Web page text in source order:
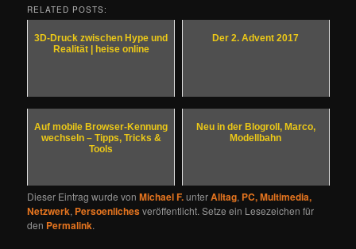
RELATED POSTS:
3D-Druck zwischen Hype und
Realität | heise online
Der 2. Advent 2017
Auf mobile Browser-Kennung
wechseln – Tipps, Tricks &
Tools
Neu in der Blogroll, Marco,
Modellbahn
Dieser Eintrag wurde vonMichael F.unterAlltag, PC, Multimedia,
Netzwerk, Persoenlichesveröffentlicht. Setze ein Lesezeichen für
den Permalink.